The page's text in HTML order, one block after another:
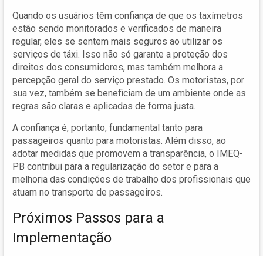
Quando os usuários têm confiança de que os taxímetros
estão sendo monitorados e verificados de maneira
regular, eles se sentem mais seguros ao utilizar os
serviços de táxi. Isso não só garante a proteção dos
direitos dos consumidores, mas também melhora a
percepção geral do serviço prestado. Os motoristas, por
sua vez, também se beneficiam de um ambiente onde as
regras são claras e aplicadas de forma justa.
A confiança é, portanto, fundamental tanto para
passageiros quanto para motoristas. Além disso, ao
adotar medidas que promovem a transparência, o IMEQ-
PB contribui para a regularização do setor e para a
melhoria das condições de trabalho dos profissionais que
atuam no transporte de passageiros.
Próximos Passos para a
Implementação